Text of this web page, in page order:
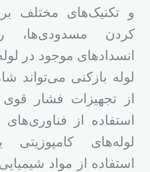
و تکنیک‌های مختلف
کردن مسدودی‌ها،
انسدادهای موجود در
لوله بازکنی می‌تواند
از تجهیزات فشار قوی
استفاده از
لوله‌های کامپوزیتی
استفاده از مواد